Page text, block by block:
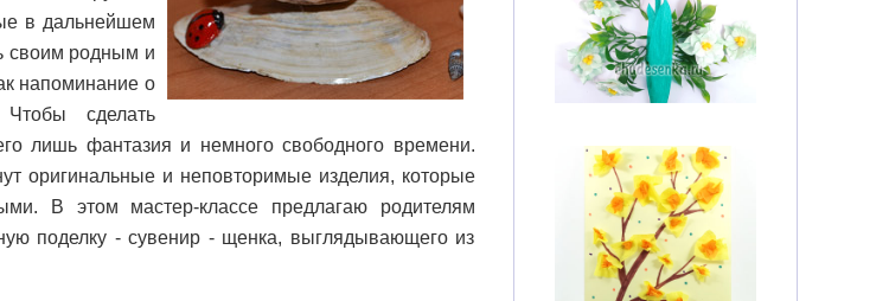
в дальнейшем
своим родным и
напоминание о
Чтобы сделать
лишь фантазия и немного свободного времени.
оригинальные и неповторимые изделия, которые
В этом мастер-классе предлагаю родителям
поделку - сувенир - щенка, выглядывающего из